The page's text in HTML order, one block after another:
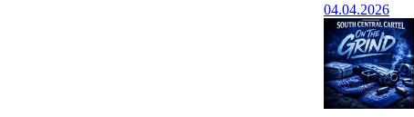
04.04.2026